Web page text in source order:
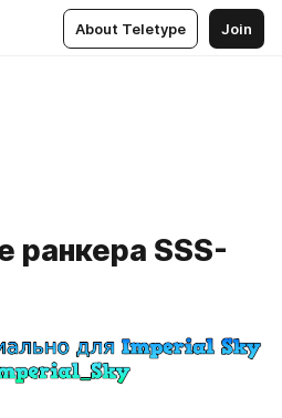
About Teletype Join
ранкера SSS-